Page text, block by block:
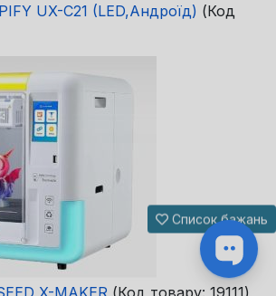
UX-C21 (LED,Андроїд) (Код
X-MAKER (Код товару: 19111)
Список бажань